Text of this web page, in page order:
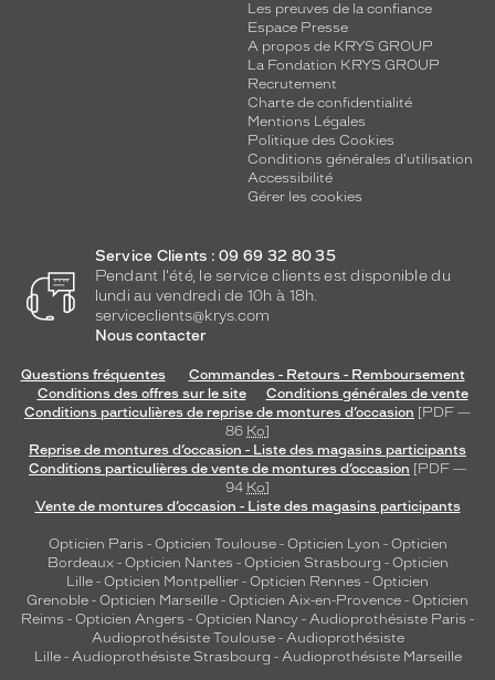
Les preuves de la confiance
Espace Presse
A propos de KRYS GROUP
La Fondation KRYS GROUP
Recrutement
Charte de confidentialité
Mentions Légales
Politique des Cookies
Conditions générales d'utilisation
Accessibilité
Gérer les cookies
Service Clients : 09 69 32 80 35
Pendant l'été, le service clients est disponible du
lundi au vendredi de 10h à 18h.
serviceclients@krys.com
Nous contacter
Questions fréquentes
Commandes - Retours - Remboursement
Conditions des offres sur le site
Conditions générales de vente
Conditions particulières de reprise de montures d’occasion [PDF —
86 Ko]
Reprise de montures d’occasion - Liste des magasins participants
Conditions particulières de vente de montures d’occasion [PDF —
94 Ko]
Vente de montures d’occasion - Liste des magasins participants
Opticien Paris - Opticien Toulouse- Opticien Lyon - Opticien
Bordeaux- Opticien Nantes - Opticien Strasbourg - Opticien
Lille - Opticien Montpellier - Opticien Rennes - Opticien
Grenoble - Opticien Marseille - Opticien Aix-en-Provence - Opticien
Reims - Opticien Angers - Opticien Nancy - Audioprothésiste Paris -
Audioprothésiste Toulouse- Audioprothésiste
Lille- Audioprothésiste Strasbourg - Audioprothésiste Marseille